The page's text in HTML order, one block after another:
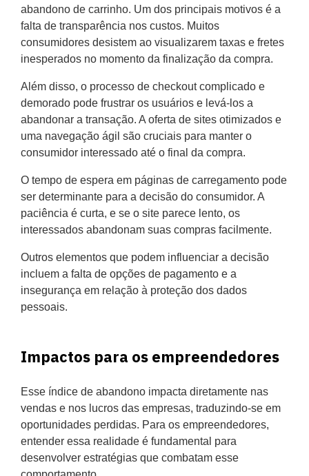
abandono de carrinho. Um dos principais motivos é a
falta de transparência nos custos. Muitos
consumidores desistem ao visualizarem taxas e fretes
inesperados no momento da finalização da compra.
Além disso, o processo de checkout complicado e
demorado pode frustrar os usuários e levá-los a
abandonar a transação. A oferta de sites otimizados e
uma navegação ágil são cruciais para manter o
consumidor interessado até o final da compra.
O tempo de espera em páginas de carregamento pode
ser determinante para a decisão do consumidor. A
paciência é curta, e se o site parece lento, os
interessados abandonam suas compras facilmente.
Outros elementos que podem influenciar a decisão
incluem a falta de opções de pagamento e a
insegurança em relação à proteção dos dados
pessoais.
Impactos para os empreendedores
Esse índice de abandono impacta diretamente nas
vendas e nos lucros das empresas, traduzindo-se em
oportunidades perdidas. Para os empreendedores,
entender essa realidade é fundamental para
desenvolver estratégias que combatam esse